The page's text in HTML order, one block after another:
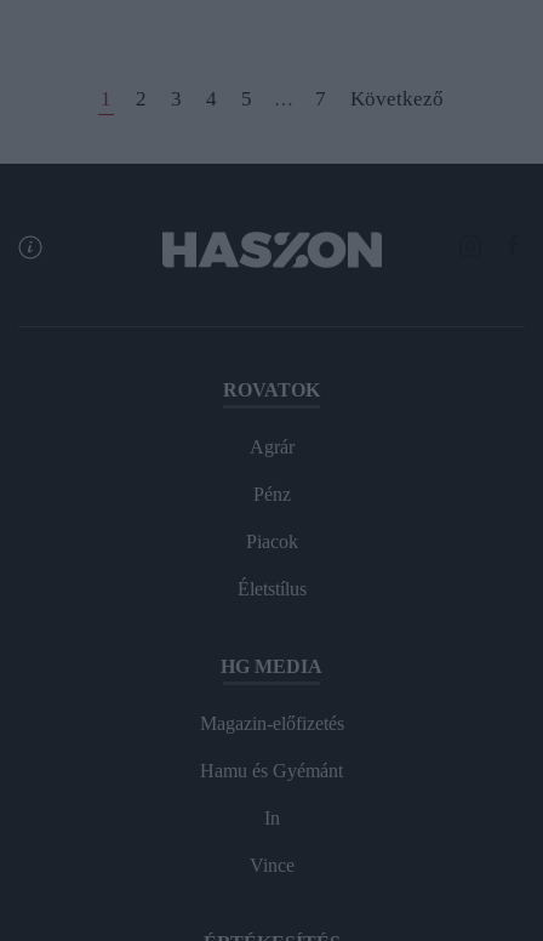
1 2 3 4 5 … 7 Következő
ROVATOK
Agrár
Pénz
Piacok
Életstílus
HG MEDIA
Magazin-előfizetés
Hamu és Gyémánt
In
Vince